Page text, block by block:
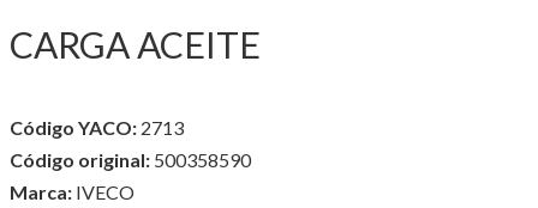
CARGA ACEITE
Código YACO: 2713
Código original: 500358590
Marca: IVECO